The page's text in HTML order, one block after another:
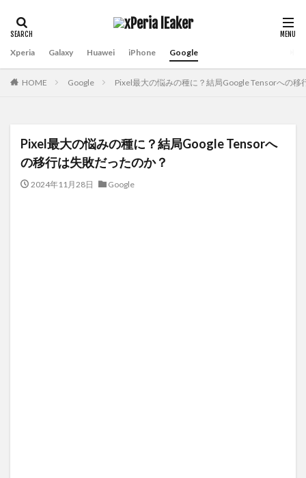
Xperia Galaxy Huawei iPhone Google
HOME Google Pixel最大の悩みの種に？結局Google Tensorへの移
Pixel最大の悩みの種に？結局Google Tensorへ
の移行は失敗だったのか？
2024年11月28日 Google